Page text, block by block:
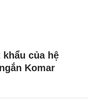
khẩu của hệ
Komar